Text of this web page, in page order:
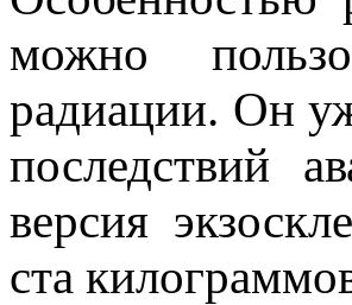
можно
радиации. Он
последствий
версия
ста